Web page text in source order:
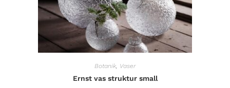
Botanik, Vaser
Ernst vas struktur small